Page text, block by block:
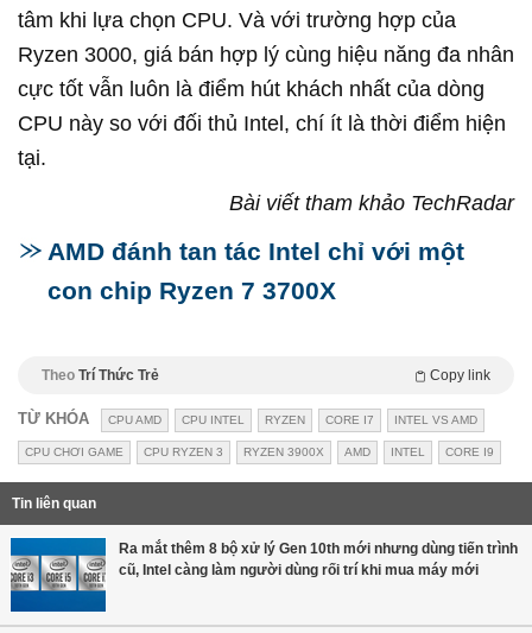
tâm khi lựa chọn CPU. Và với trường hợp của
Ryzen 3000, giá bán hợp lý cùng hiệu năng đa nhân
cực tốt vẫn luôn là điểm hút khách nhất của dòng
CPU này so với đối thủ Intel, chí ít là thời điểm hiện
tại.
Bài viết tham khảo TechRadar
AMD đánh tan tác Intel chỉ với một
con chip Ryzen 7 3700X
Theo Trí Thức Trẻ Copy link
TỪ KHÓA CPU AMD CPU INTEL RYZEN CORE I7 INTEL VS AMD
CPU CHƠI GAME CPU RYZEN 3 RYZEN 3900X AMD INTEL CORE I9
Tin liên quan
Ra mắt thêm 8 bộ xử lý Gen 10th mới nhưng dùng tiến trình
cũ, Intel càng làm người dùng rối trí khi mua máy mới